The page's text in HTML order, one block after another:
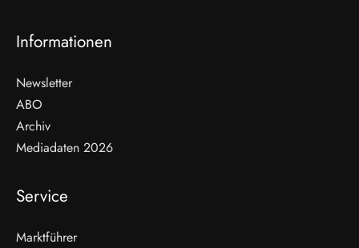
Informationen
Newsletter
ABO
Archiv
Mediadaten 2026
Service
Marktführer